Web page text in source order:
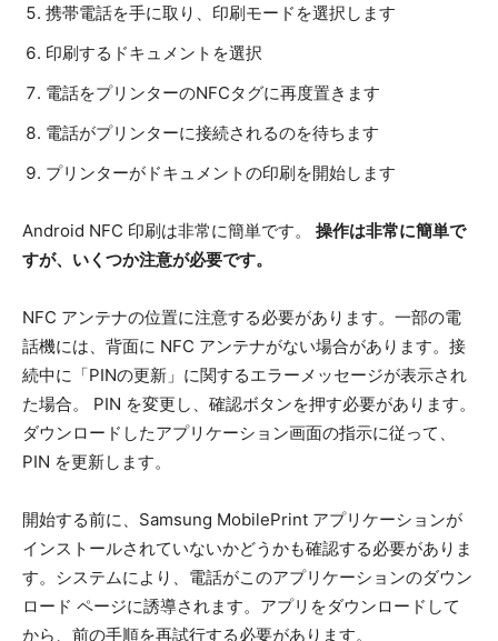
携帯電話を手に取り、印刷モードを選択します
印刷するドキュメントを選択
電話をプリンターのNFCタグに再度置きます
電話がプリンターに接続されるのを待ちます
プリンターがドキュメントの印刷を開始します
Android NFC 印刷は非常に簡単です。 操作は非常に簡単で
すが、いくつか注意が必要です。
NFC アンテナの位置に注意する必要があります。一部の電
話機には、背面に NFC アンテナがない場合があります。接
続中に「PINの更新」に関するエラーメッセージが表示され
た場合。 PIN を変更し、確認ボタンを押す必要があります。
ダウンロードしたアプリケーション画面の指示に従って、
PIN を更新します。
開始する前に、Samsung MobilePrint アプリケーションが
インストールされていないかどうかも確認する必要がありま
す。システムにより、電話がこのアプリケーションのダウン
ロード ページに誘導されます。アプリをダウンロードして
から、前の手順を再試行する必要があります。